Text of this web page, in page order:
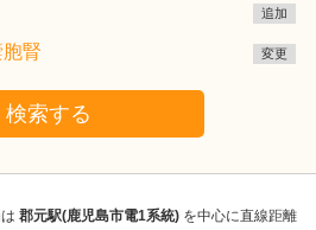
追加
腎 変更
検索する
郡元駅(鹿児島市電1系統) を中心に直線距離